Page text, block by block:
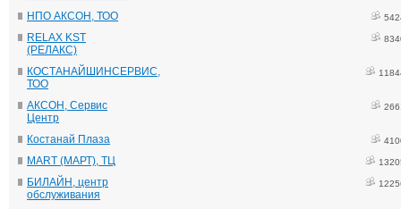
НПО АКСОН, ТОО
RELAX KST
(РЕЛАКС)
КОСТАНАЙШИНСЕРВИС,
ТОО
АКСОН, Сервис
Центр
Костанай Плаза
MART (МАРТ), ТЦ
БИЛАЙН, центр
обслуживания